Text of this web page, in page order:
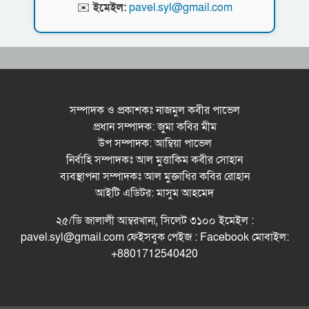
নর্থ ইস্ট ইউনিভার্সিটিতে রচনা ও আবৃত্তি
সিকৃবি’তে জুলাই গণ-অভ্যুত্থান দিবস উপলক্ষে
উদ্বোধন করলেন মন্ত্রী মুক্তাদির
বড়লেখায় জুলাই শহীদদের স্মরণে সহকারী শিক্ষক
সমিতির মাসব্যাপী বৃক্ষরোপণ কর্মসূচির উদ্বোধন
মেট্রোপলিটন ইউনিভার্সিটিতে “পারস্য কবিতা ও বাংলা
কবিতা: যোগাযোগ ও সম্ভাবনা” শীর্ষক সেমিনার
সিলেটের জোড়া ব্রিজের পাশ থেকে আ ট ক ফরহাদ-
বাদশা
✉️ইমেইল: pavel.syl@gmail.com
সম্পাদক ও প্রকাশকঃ নাজমুল কবীর পাভেল
প্রধান সম্পাদক: জুমা কবির মীম
উপ সম্পাদক: আম্বিয়া পাভেল
নির্বাহি সম্পাদকঃ আল মুত্তাকিম কবীর সোহান
ব্যবস্থাপনা সম্পাদকঃ আল মুক্তাধির কবির রোহান
আইটি এডিটর: মাসুম আহমেদ
২৫/ডি জালালী আম্বরখানা, সিলেট ৩১০০ ইমেইল :
pavel.syl@gmail.com ফেইসবুক পেইজ : Facebook মোবাইল:
+8801712540420